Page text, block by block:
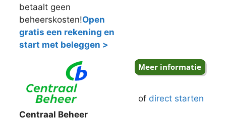
betaalt geen
beheerskosten!Open
gratis een rekening en
start met beleggen >
Centraal Beheer
of direct starten